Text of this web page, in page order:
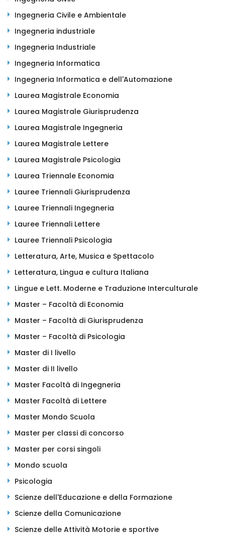
Ingegneria Civile e Ambientale
Ingegneria industriale
Ingegneria Industriale
Ingegneria Informatica
Ingegneria Informatica e dell'Automazione
Laurea Magistrale Economia
Laurea Magistrale Giurisprudenza
Laurea Magistrale Ingegneria
Laurea Magistrale Lettere
Laurea Magistrale Psicologia
Laurea Triennale Economia
Lauree Triennali Giurisprudenza
Lauree Triennali Ingegneria
Lauree Triennali Lettere
Lauree Triennali Psicologia
Letteratura, Arte, Musica e Spettacolo
Letteratura, Lingua e cultura Italiana
Lingue e Lett. Moderne e Traduzione Interculturale
Master – Facoltà di Economia
Master – Facoltà di Giurisprudenza
Master – Facoltà di Psicologia
Master di I livello
Master di II livello
Master Facoltà di Ingegneria
Master Facoltà di Lettere
Master Mondo Scuola
Master per classi di concorso
Master per corsi singoli
Mondo scuola
Psicologia
Scienze dell'Educazione e della Formazione
Scienze della Comunicazione
Scienze delle Attività Motorie e sportive